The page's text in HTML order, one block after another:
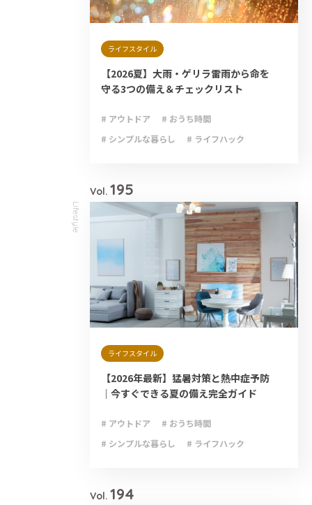
ライフスタイル
【2026夏】大雨・ゲリラ雷雨から命を
守る3つの備え＆チェックリスト
# アウトドア
# おうち時間
# シンプルな暮らし
# ライフハック
Lifestyle
Vol. 195
ライフスタイル
【2026年最新】猛暑対策と熱中症予防
｜今すぐできる夏の備え完全ガイド
# アウトドア
# おうち時間
# シンプルな暮らし
# ライフハック
Vol. 194